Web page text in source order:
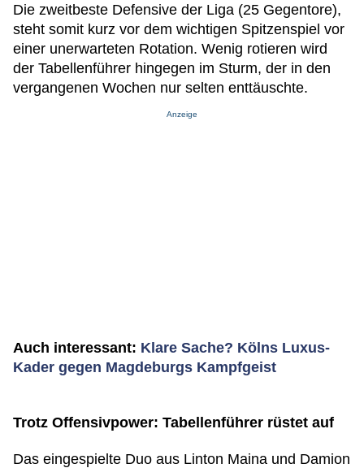
Die zweitbeste Defensive der Liga (25 Gegentore),
steht somit kurz vor dem wichtigen Spitzenspiel vor
einer unerwarteten Rotation. Wenig rotieren wird
der Tabellenführer hingegen im Sturm, der in den
vergangenen Wochen nur selten enttäuschte.
Anzeige
Auch interessant: Klare Sache? Kölns Luxus-
Kader gegen Magdeburgs Kampfgeist
Trotz Offensivpower: Tabellenführer rüstet auf
Das eingespielte Duo aus Linton Maina und Damion